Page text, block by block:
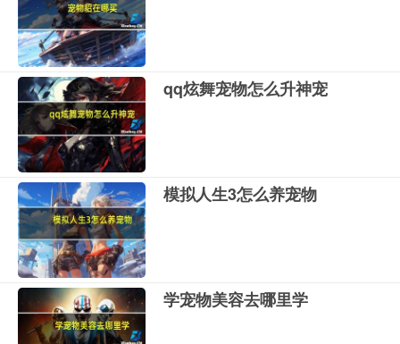
qq炫舞宠物怎么升神宠
模拟人生3怎么养宠物
学宠物美容去哪里学